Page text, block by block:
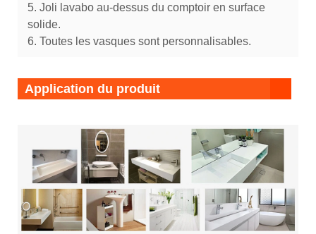
5. Joli lavabo au-dessus du comptoir en surface
solide.
6. Toutes les vasques sont personnalisables.
Application du produit